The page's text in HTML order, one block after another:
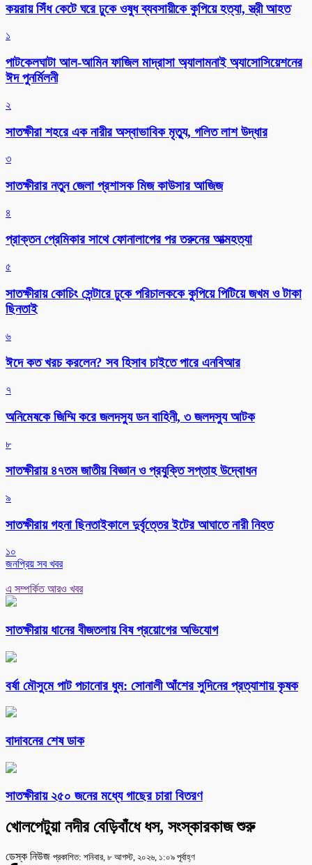
কয়রায় সিঁধ কেটে ঘরে ঢুকে ওষুধ ব্যবসায়ীকে কুপিয়ে হত্যা, স্ত্রী আহত
১
পাটকেলঘাটা আল-আমিন ফাজিল মাদ্রাসা অ্যালামনাই অ্যাসোসিয়েশনের
ঈদ পুনর্মিলনী
২
সাতক্ষীরা শহরে এক নারীর অস্বাভাবিক মৃত্যু, গলিত লাশ উদ্ধার
৩
সাতক্ষীরার নতুন জেলা প্রশাসক মিজ কাউসার আজিজ
৪
প্রাক্তন প্রেমিকার সাথে ফোনালাপের পর তরুনের আত্মহত্যা
৫
সাতক্ষীরায় কোচিং সেন্টারে ঢুকে পরিচালককে কুপিয়ে পিটিয়ে জখম ও টাকা
ছিনতাই
৬
ঈদে কত খরচ করলেন? সব হিসাব চাইতে পারে এনবিআর
৭
অনিমেষকে জিম্মি করে জলদস্যু ডন বাহিনী, ৩ জলদস্যু আটক
৮
সাতক্ষীরায় ৪৭তম জাতীয় বিজ্ঞান ও প্রযুক্তি সপ্তাহ উদ্বোধন
৯
সাতক্ষীরায় গহনা ছিনতাইকালে দুর্বৃত্তের ইটের আঘাতে নারী নিহত
১০
জনপ্রিয় সব খবর
এ সম্পর্কিত আরও খবর
সাতক্ষীরায় ধানের বীজতলায় বিষ প্রয়োগের অভিযোগ
বর্ষা মৌসুমে পাট পচানোর ধুম: সোনালী আঁশের সুদিনের প্রত্যাশায় কৃষক
বাদাবনের শেষ ডাক
সাতক্ষীরায় ২৫০ জনের মধ্যে গাছের চারা বিতরণ
খোলপেটুয়া নদীর বেড়িবাঁধে ধস, সংস্কারকাজ শুরু
ডেস্ক নিউজ প্রকাশিত: শনিবার, ৮ আগস্ট, ২০২৬, ১:০৯ পূর্বাহ্ণ